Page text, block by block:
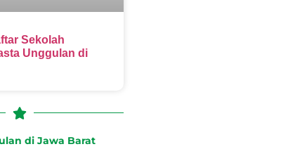
Sekolah
Unggulan di
di Jawa Barat